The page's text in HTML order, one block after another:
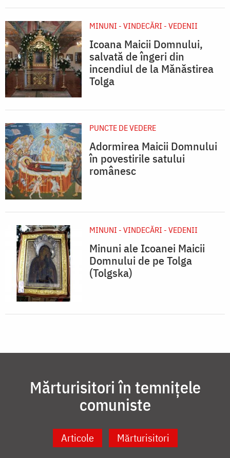
MINUNI - VINDECĂRI - VEDENII
Icoana Maicii Domnului,
salvată de îngeri din
incendiul de la Mănăstirea
Tolga
PUNCTE DE VEDERE
Adormirea Maicii Domnului
în povestirile satului
românesc
MINUNI - VINDECĂRI - VEDENII
Minuni ale Icoanei Maicii
Domnului de pe Tolga
(Tolgska)
Mărturisitori în temnițele
comuniste
Articole Mărturisitori